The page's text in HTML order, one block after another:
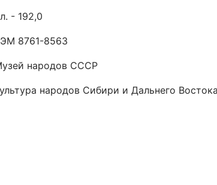
- 192,0
8761-8563
народов СССР
народов Сибири и Дальнего Востока